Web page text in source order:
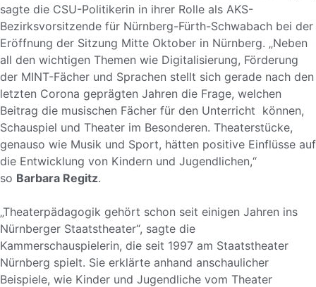
sagte die CSU-Politikerin in ihrer Rolle als AKS-
Bezirksvorsitzende für Nürnberg-Fürth-Schwabach bei der
Eröffnung der Sitzung Mitte Oktober in Nürnberg. „Neben
all den wichtigen Themen wie Digitalisierung, Förderung
der MINT-Fächer und Sprachen stellt sich gerade nach den
letzten Corona geprägten Jahren die Frage, welchen
Beitrag die musischen Fächer für den Unterricht können,
Schauspiel und Theater im Besonderen. Theaterstücke,
genauso wie Musik und Sport, hätten positive Einflüsse auf
die Entwicklung von Kindern und Jugendlichen,“
so Barbara Regitz.
„Theaterpädagogik gehört schon seit einigen Jahren ins
Nürnberger Staatstheater“, sagte die
Kammerschauspielerin, die seit 1997 am Staatstheater
Nürnberg spielt. Sie erklärte anhand anschaulicher
Beispiele, wie Kinder und Jugendliche vom Theater